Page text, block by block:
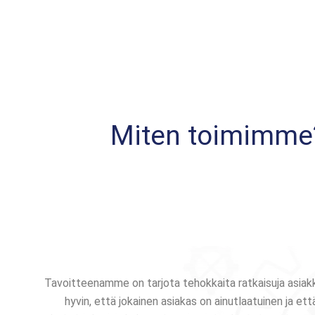
Miten
Tavoitteenamme on tarjota tehokkaita ratkaisuja
hyvin, että jokainen asiakas on ainutlaatuinen ja